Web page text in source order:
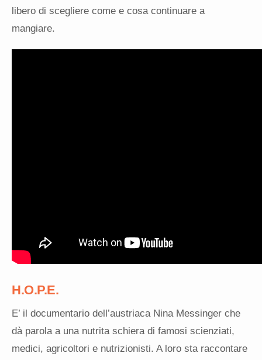
libero di scegliere come e cosa continuare a
mangiare.
H.O.P.E.
E’ il documentario dell’austriaca Nina Messinger che
dà parola a una nutrita schiera di famosi scienziati,
medici, agricoltori e nutrizionisti. A loro sta raccontare